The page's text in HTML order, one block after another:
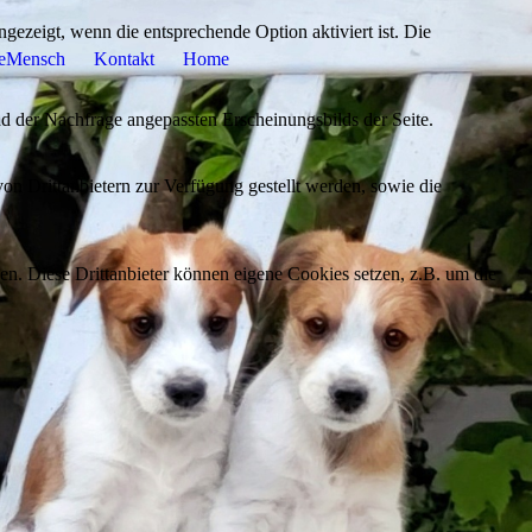
Kontakt Home
wenn die entsprechende Option aktiviert ist. Die
Nachfrage angepassten Erscheinungsbilds der Seite.
Drittanbietern zur Verfügung gestellt werden, sowie die
Diese Drittanbieter können eigene Cookies setzen, z.B. um die